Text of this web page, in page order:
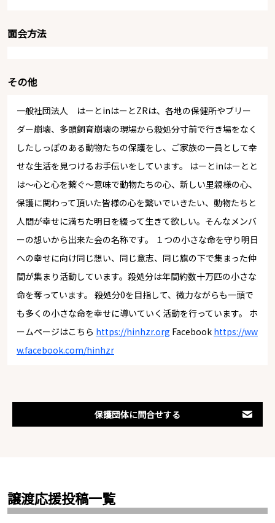
面会方法
その他
一般社団法人 はーとinはーとZRは、各地の保健所やブリー
ダー崩壊、多頭飼育崩壊の現場から殺処分寸前で行き場をなく
したしっぽのある動物たちの保護をし、ご家族の一員として幸
せな生活を見つけるお手伝いをしています。 はーとinはーとと
は～心と心を繋ぐ～意味で動物たちの心、新しい里親様の心、
保護に関わって頂いた皆様の心を繋いでいきたい、動物たちと
人間が幸せに満ちた明日を綴って生きて欲しい。そんなメンバ
ーの想いから出来た会の名称です。 １つの小さな命を守り明日
への幸せに向け同じ想い、同じ意志、同じ旗の下で集まった仲
間が集まり活動しています。殺処分は年間約数十万匹の小さな
命を奪っています。 殺処分0を目指して、微力ながらも一頭で
も多くの小さな命を幸せに導いていく活動を行っています。 ホ
ームページはこちら https://hinhzr.org Facebook https://ww
w.facebook.com/hinhzr
保護団体に問合せする
譲渡応援投稿一覧